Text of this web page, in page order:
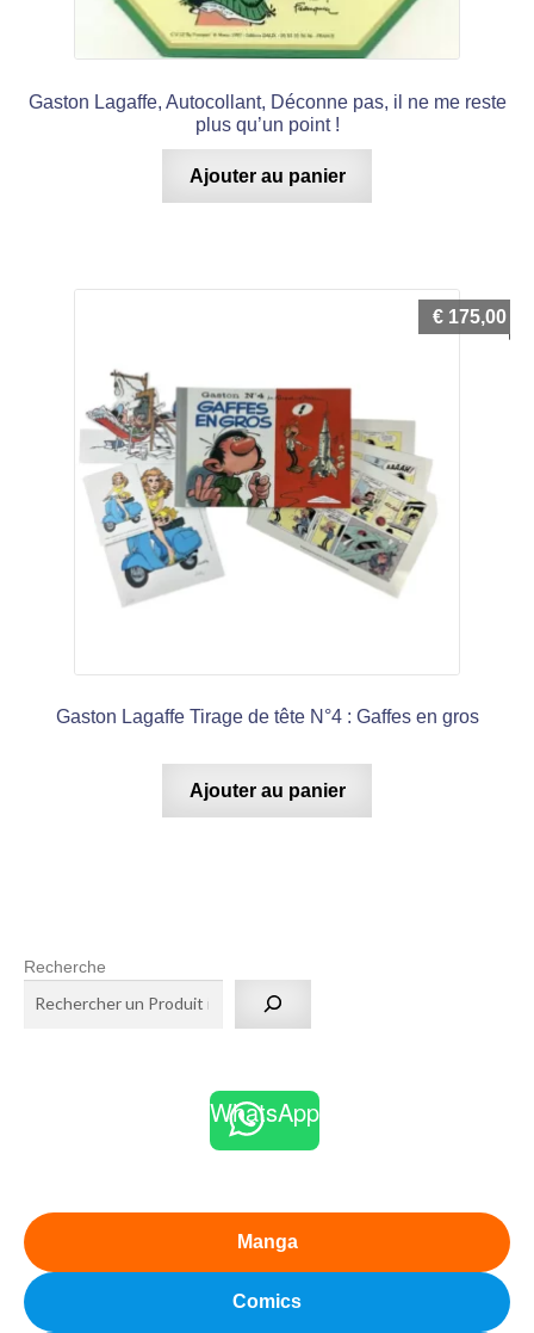
Gaston Lagaffe, Autocollant, Déconne pas, il ne me reste
plus qu’un point !
Ajouter au panier
Gaston Lagaffe Tirage de tête N°4 : Gaffes en gros
€ 175,00
Ajouter au panier
Recherche
WhatsApp
Manga
Comics